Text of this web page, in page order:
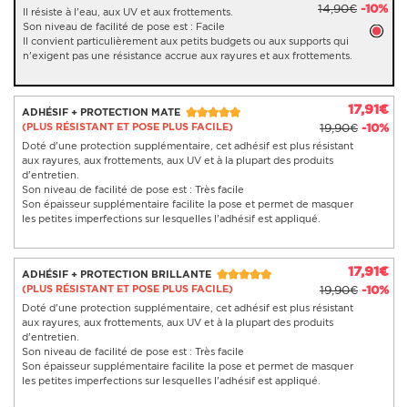
14,90€ -10%
Il résiste à l'eau, aux UV et aux frottements.
Son niveau de facilité de pose est : Facile
Il convient particulièrement aux petits budgets ou aux supports qui
n'exigent pas une résistance accrue aux rayures et aux frottements.
ADHÉSIF + PROTECTION MATE
(PLUS RÉSISTANT ET POSE PLUS FACILE)
17,91€
19,90€ -10%
Doté d'une protection supplémentaire, cet adhésif est plus résistant
aux rayures, aux frottements, aux UV et à la plupart des produits
d'entretien.
Son niveau de facilité de pose est : Très facile
Son épaisseur supplémentaire facilite la pose et permet de masquer
les petites imperfections sur lesquelles l'adhésif est appliqué.
ADHÉSIF + PROTECTION BRILLANTE
(PLUS RÉSISTANT ET POSE PLUS FACILE)
17,91€
19,90€ -10%
Doté d'une protection supplémentaire, cet adhésif est plus résistant
aux rayures, aux frottements, aux UV et à la plupart des produits
d'entretien.
Son niveau de facilité de pose est : Très facile
Son épaisseur supplémentaire facilite la pose et permet de masquer
les petites imperfections sur lesquelles l'adhésif est appliqué.